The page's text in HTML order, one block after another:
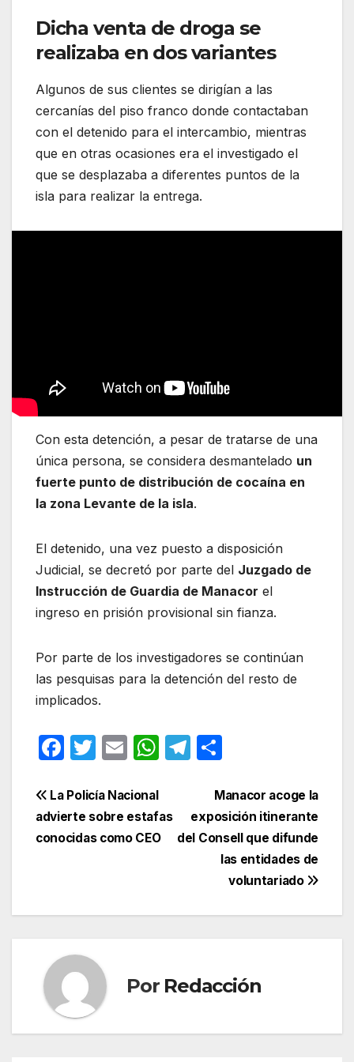
Dicha venta de droga se
realizaba en dos variantes
Algunos de sus clientes se dirigían a las
cercanías del piso franco donde contactaban
con el detenido para el intercambio, mientras
que en otras ocasiones era el investigado el
que se desplazaba a diferentes puntos de la
isla para realizar la entrega.
Con esta detención, a pesar de tratarse de una
única persona, se considera desmantelado un
fuerte punto de distribución de cocaína en
la zona Levante de la isla.
El detenido, una vez puesto a disposición
Judicial, se decretó por parte del Juzgado de
Instrucción de Guardia de Manacor el
ingreso en prisión provisional sin fianza.
Por parte de los investigadores se continúan
las pesquisas para la detención del resto de
implicados.
F
c
e
b
k
T
itt
er
E
ail
W
s
A
T
gr
a
m
p
ar
tir
Navegación
de
Manacor acoge la
exposición itinerante
del Consell que difunde
las entidades de
voluntariado
La Policía Nacional
advierte sobre estafas
conocidas como CEO
Por Redacción